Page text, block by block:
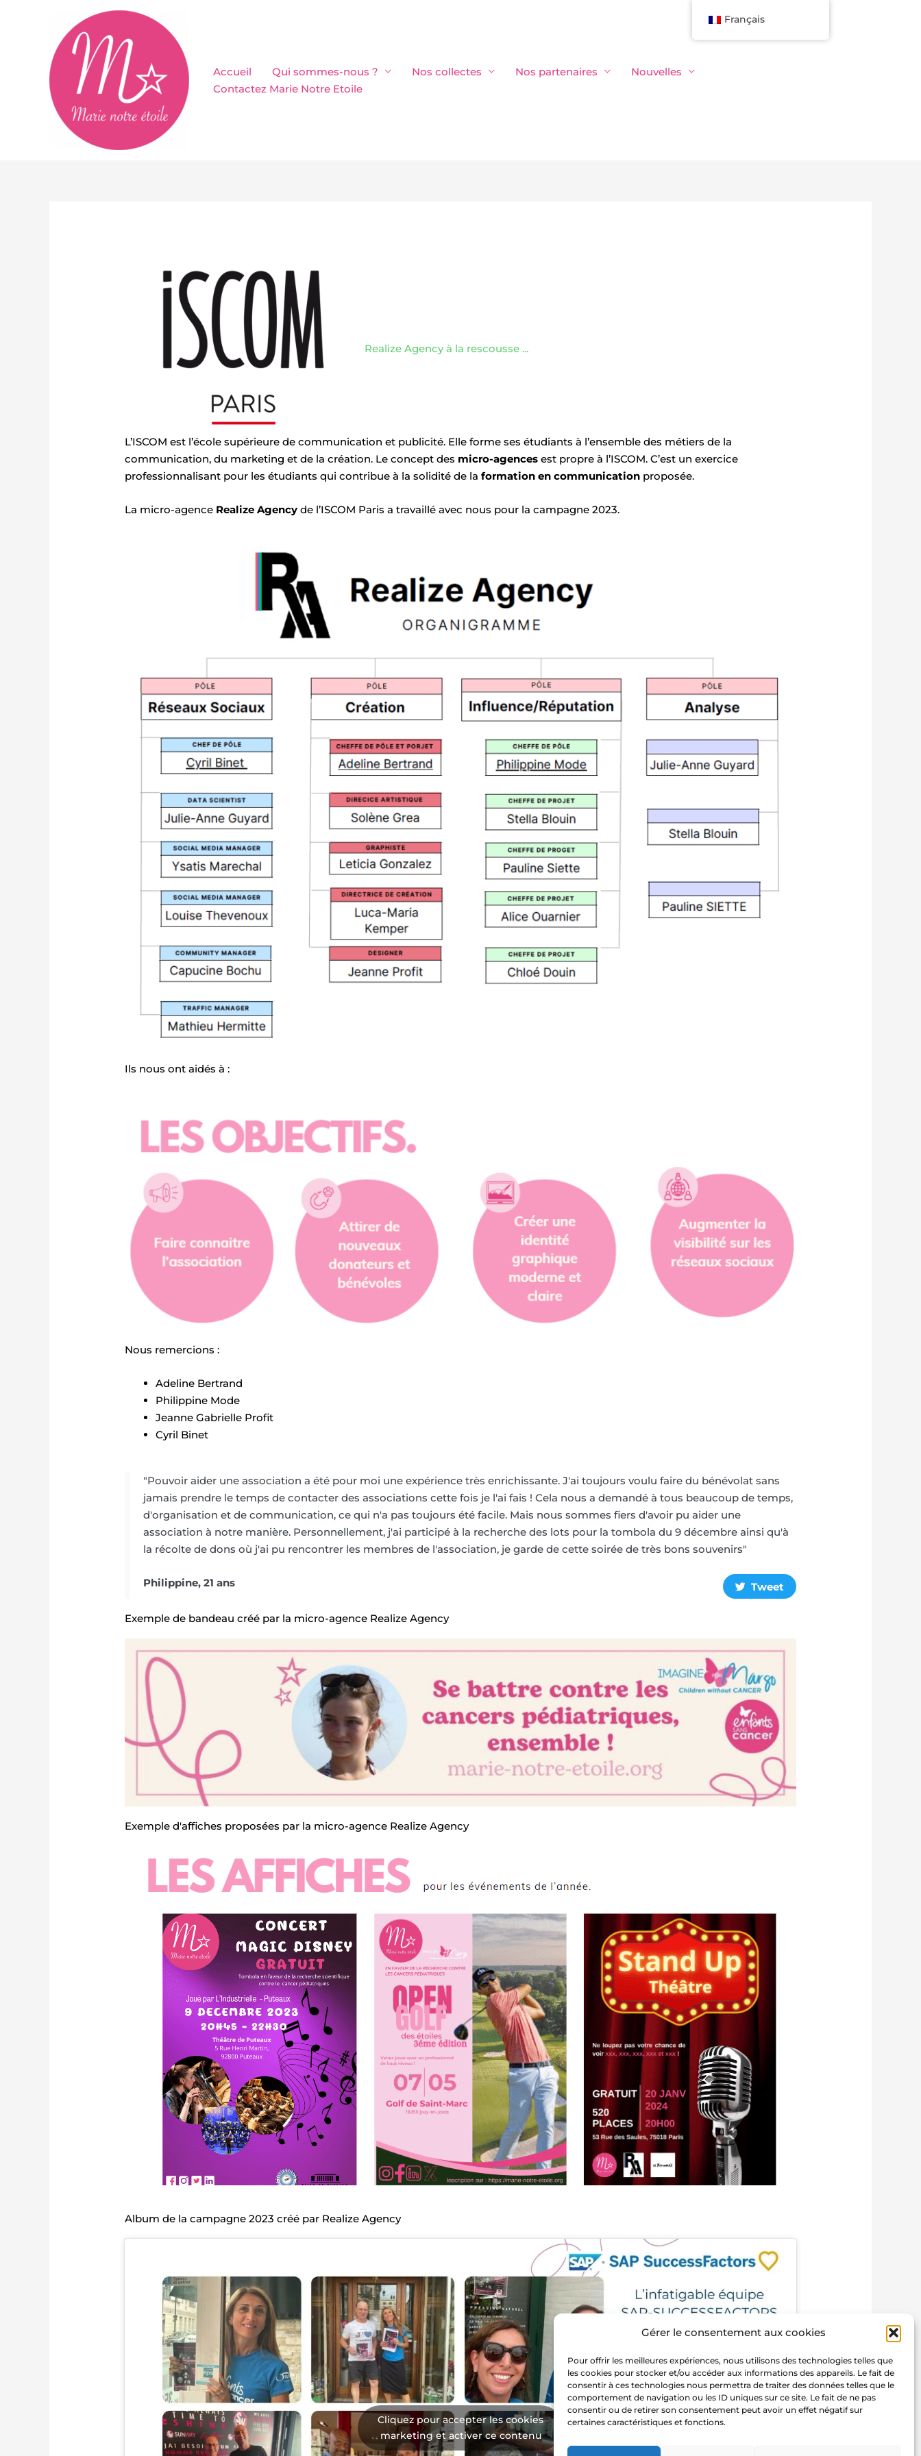
Gérer le consentement aux cookies
Pour offrir les meilleures expériences, nous utilisons des technologies telles que
les cookies pour stocker et/ou accéder aux informations des appareils. Le fait de
consentir à ces technologies nous permettra de traiter des données telles que le
comportement de navigation ou les ID uniques sur ce site. Le fait de ne pas
consentir ou de retirer son consentement peut avoir un effet négatif sur
certaines caractéristiques et fonctions.
Accueil Qui sommes-nous ? Nos collectes Nos partenaires
Nouvelles
Contactez Marie Notre Etoile
Realize Agency à la rescousse ...
L’ISCOM est l’école supérieure de communication et publicité. Elle forme ses étudiants à l’ensemble des métiers de la
communication, du marketing et de la création. Le concept des micro-agences est propre à l’ISCOM. C’est un exercice
professionnalisant pour les étudiants qui contribue à la solidité de laformation en communication proposée.
La micro-agence Realize Agency de l’ISCOM Paris a travaillé avec nous pour la campagne 2023.
Ils nous ont aidés à :
Nous remercions :
Adeline Bertrand
Philippine Mode
Jeanne Gabrielle Profit
Cyril Binet
"Pouvoir aider une association a été pour moi une expérience très enrichissante. J'ai toujours voulu faire du bénévolat sans
jamais prendre le temps de contacter des associations cette fois je l'ai fais ! Cela nous a demandé à tous beaucoup de temps,
d'organisation et de communication, ce qui n'a pas toujours été facile. Mais nous sommes fiers d'avoir pu aider une
association à notre manière. Personnellement, j'ai participé à la recherche des lots pour la tombola du 9 décembre ainsi qu'à
la récolte de dons où j'ai pu rencontrer les membres de l'association, je garde de cette soirée de très bons souvenirs"
Philippine, 21 ans Tweet
Exemple de bandeau créé par la micro-agence Realize Agency
Exemple d'affiches proposées par la micro-agence Realize Agency
Album de la campagne 2023 créé par Realize Agency
Cliquez pour accepter les cookies
marketing et activer ce contenu
Français